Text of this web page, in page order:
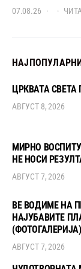
07.08.26
ЦРКВАТА
АВГУСТ 8, 2026
МИРНО
НЕ НОСИ
АВГУСТ 7, 2026
ВЕ ВОДИМЕ НА
НАЈУБАВИТЕ
(ФОТОГАЛЕРИЈА)
АВГУСТ 7, 2026